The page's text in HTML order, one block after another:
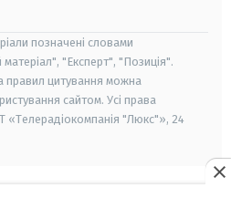
позначені словами
"Експерт", "Позиція".
правил цитування можна
сайтом. Усі права
"Люкс"», 24